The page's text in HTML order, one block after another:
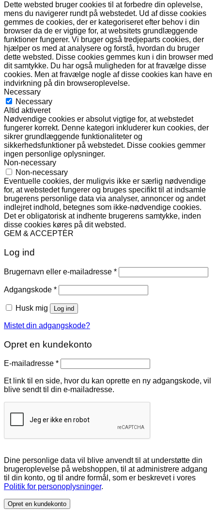
Dette websted bruger cookies til at forbedre din oplevelse,
mens du navigerer rundt på webstedet. Ud af disse cookies
gemmes de cookies, der er kategoriseret efter behov i din
browser da de er vigtige for, at websitets grundlæggende
funktioner fungerer. Vi bruger også tredjeparts cookies, der
hjælper os med at analysere og forstå, hvordan du bruger
dette websted. Disse cookies gemmes kun i din browser med
dit samtykke. Du har også muligheden for at fravælge disse
cookies. Men at fravælge nogle af disse cookies kan have en
indvirkning på din browseroplevelse.
Necessary
Necessary
Altid aktiveret
Nødvendige cookies er absolut vigtige for, at webstedet
fungerer korrekt. Denne kategori inkluderer kun cookies, der
sikrer grundlæggende funktionaliteter og
sikkerhedsfunktioner på webstedet. Disse cookies gemmer
ingen personlige oplysninger.
Non-necessary
Non-necessary
Eventuelle cookies, der muligvis ikke er særlig nødvendige
for, at webstedet fungerer og bruges specifikt til at indsamle
brugerens personlige data via analyser, annoncer og andet
indlejret indhold, betegnes som ikke-nødvendige cookies.
Det er obligatorisk at indhente brugerens samtykke, inden
disse cookies køres på dit websted.
GEM & ACCEPTÈR
Log ind
Brugernavn eller e-mailadresse *Påkrævet
Adgangskode *Påkrævet
Husk mig Log ind
Mistet din adgangskode?
Opret en kundekonto
E-mailadresse *Påkrævet
Et link til en side, hvor du kan oprette en ny adgangskode, vil
blive sendt til din e-mailadresse.
Dine personlige data vil blive anvendt til at understøtte din
brugeroplevelse på webshoppen, til at administrere adgang
til din konto, og til andre formål, som er beskrevet i vores
Politik for personoplysninger.
Opret en kundekonto